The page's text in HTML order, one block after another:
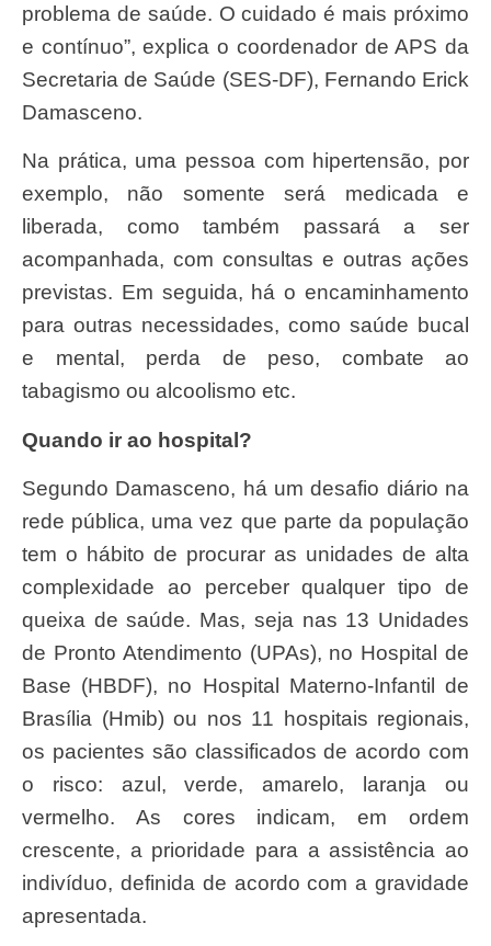
problema de saúde. O cuidado é mais próximo
e contínuo”, explica o coordenador de APS da
Secretaria de Saúde (SES-DF), Fernando Erick
Damasceno.
Na prática, uma pessoa com hipertensão, por
exemplo, não somente será medicada e
liberada, como também passará a ser
acompanhada, com consultas e outras ações
previstas. Em seguida, há o encaminhamento
para outras necessidades, como saúde bucal
e mental, perda de peso, combate ao
tabagismo ou alcoolismo etc.
Quando ir ao hospital?
Segundo Damasceno, há um desafio diário na
rede pública, uma vez que parte da população
tem o hábito de procurar as unidades de alta
complexidade ao perceber qualquer tipo de
queixa de saúde. Mas, seja nas 13 Unidades
de Pronto Atendimento (UPAs), no Hospital de
Base (HBDF), no Hospital Materno-Infantil de
Brasília (Hmib) ou nos 11 hospitais regionais,
os pacientes são classificados de acordo com
o risco: azul, verde, amarelo, laranja ou
vermelho. As cores indicam, em ordem
crescente, a prioridade para a assistência ao
indivíduo, definida de acordo com a gravidade
apresentada.